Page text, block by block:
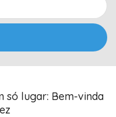
só lugar: Bem-vinda